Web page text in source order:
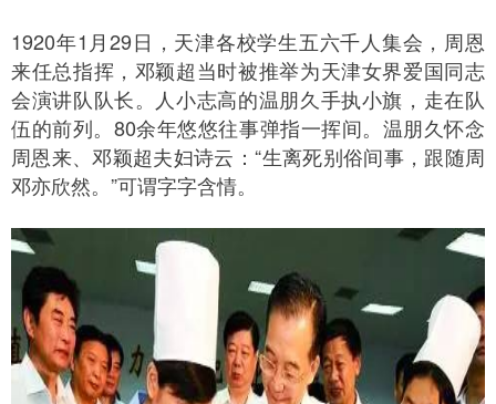
1920年1月29日，天津各校学生五六千人集会，周恩
来任总指挥，邓颖超当时被推举为天津女界爱国同志
会演讲队队长。人小志高的温朋久手执小旗，走在队
伍的前列。80余年悠悠往事弹指一挥间。温朋久怀念
周恩来、邓颖超夫妇诗云：“生离死别俗间事，跟随周
邓亦欣然。”可谓字字含情。